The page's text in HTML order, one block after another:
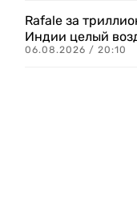
Rafale за
Индии целый
06.08.2026 / 20:10